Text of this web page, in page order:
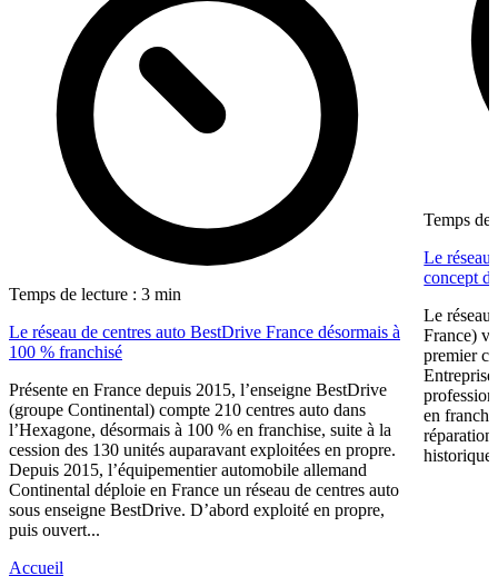
Temps de lecture : 3 min
Le réseau de centres auto BestDrive France désormais à
100 % franchisé
Présente en France depuis 2015, l’enseigne BestDrive
(groupe Continental) compte 210 centres auto dans
l’Hexagone, désormais à 100 % en franchise, suite à la
cession des 130 unités auparavant exploitées en propre.
Depuis 2015, l’équipementier automobile allemand
Continental déploie en France un réseau de centres auto
sous enseigne BestDrive. D’abord exploité en propre,
puis ouvert...
Temps de
Le réseau
concept
Le réseau
France)
premier
en
historique
Accueil